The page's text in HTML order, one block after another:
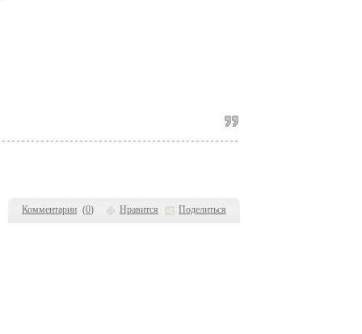
Комментарии (0) Нравится Поделиться